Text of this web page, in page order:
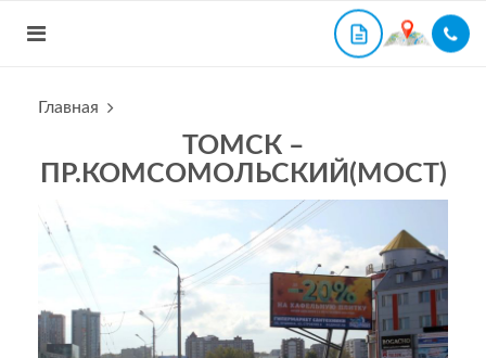
Главная
ТОМСК –
ПР.КОМСОМОЛЬСКИЙ(МОСТ)